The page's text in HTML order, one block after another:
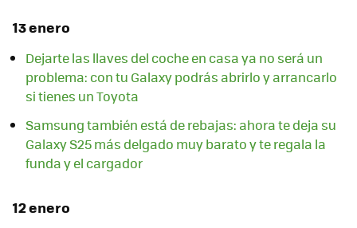
13 enero
Dejarte las llaves del coche en casa ya no será un
problema: con tu Galaxy podrás abrirlo y arrancarlo
si tienes un Toyota
Samsung también está de rebajas: ahora te deja su
Galaxy S25 más delgado muy barato y te regala la
funda y el cargador
12 enero